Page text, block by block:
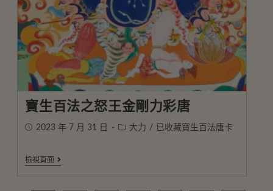
寶生百法之怒王金剛力彩唐
2023 年 7 月 31 日 大力 / 已收藏寶生百法唐卡
檢視頁面